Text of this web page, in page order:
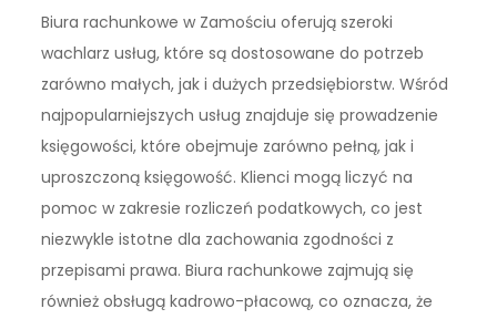
Biura rachunkowe w Zamościu oferują szeroki
wachlarz usług, które są dostosowane do potrzeb
zarówno małych, jak i dużych przedsiębiorstw. Wśród
najpopularniejszych usług znajduje się prowadzenie
księgowości, które obejmuje zarówno pełną, jak i
uproszczoną księgowość. Klienci mogą liczyć na
pomoc w zakresie rozliczeń podatkowych, co jest
niezwykle istotne dla zachowania zgodności z
przepisami prawa. Biura rachunkowe zajmują się
również obsługą kadrowo-płacową, co oznacza, że